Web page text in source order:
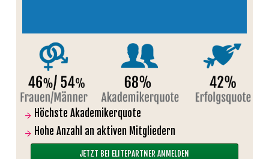
Höchste Akademikerquote
Hohe Anzahl an aktiven Mitgliedern
JETZT BEI ELITEPARTNER ANMELDEN